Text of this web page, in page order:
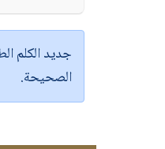
جديد الكلم
الصحيحة.